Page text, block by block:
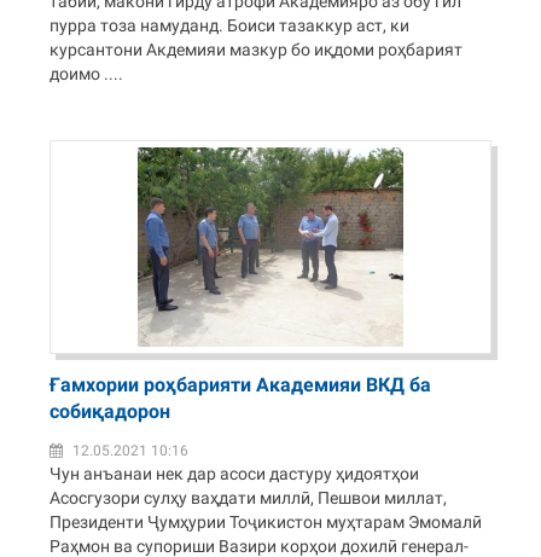
пурра тоза намуданд. Боиси тазаккур аст, ки
курсантони Акдемияи мазкур бо иқдоми роҳбарият
доимо ....
Ғамхории роҳбарияти Академияи ВКД ба
собиқадорон
12.05.2021 10:16
Чун анъанаи нек дар асоси дастуру ҳидоятҳои
Асосгузори сулҳу ваҳдати миллӣ, Пешвои миллат,
Президенти Ҷумҳурии Тоҷикистон муҳтарам Эмомалӣ
Раҳмон ва супориши Вазири корҳои дохилӣ генерал-